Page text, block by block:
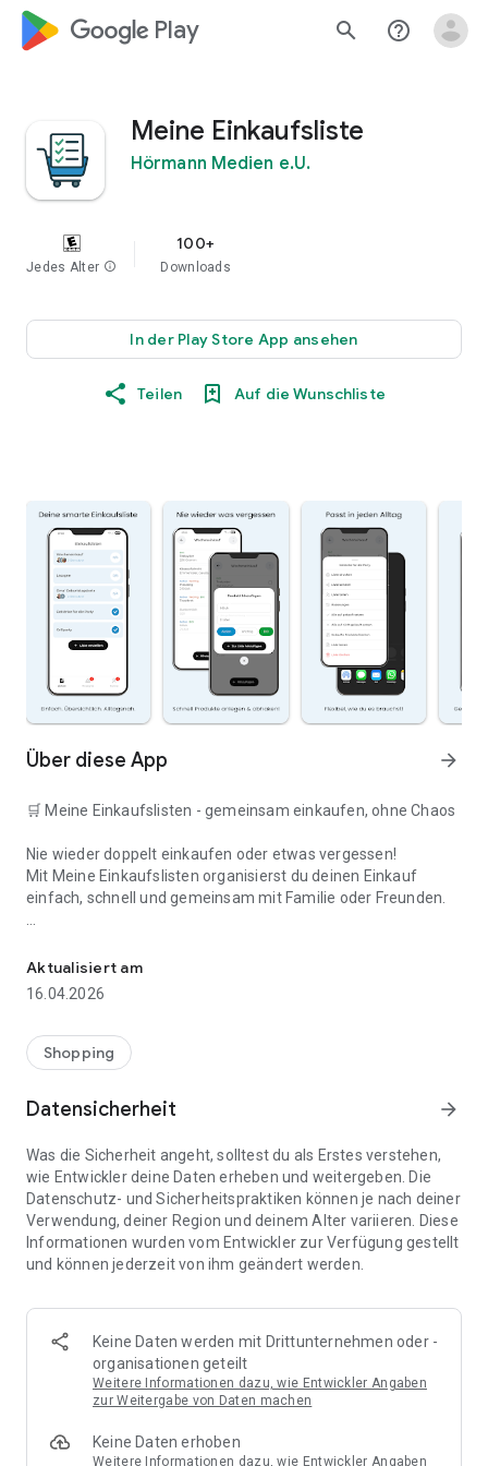
google_logo Play search help_outline
Meine Einkaufsliste
Hörmann Medien e.U.
Jedes Alter info
100+
Downloads
In der Play Store App ansehen
Teilen Auf die Wunschliste
Über diese App arrow_forward
🛒 Meine Einkaufslisten - gemeinsam einkaufen, ohne Chaos
Nie wieder doppelt einkaufen oder etwas vergessen!
Mit Meine Einkaufslisten organisierst du deinen Einkauf
einfach, schnell und gemeinsam mit Familie oder Freunden.
👨‍👩‍👧 Gemeinsame Einkaufslisten in Echtzeit: Alle sehen
⚡ Superschnell & einfach: Liste in Sekunden erstellen und
sofort loslegen.
📱 Immer dabei: Deine Einkaufsliste ist jederzeit auf deinem
🤝 Teilen leicht gemacht: Lade andere ein und erledigt den
Einkauf gemeinsam.
🍳 Zutaten direkt aus Rezepten übernehmen: Importiere
Zutaten von Rezept-Webseiten und verwandle sie
🚀 DEINE VORTEILE IM ALLTAG
* Nie wieder doppelte Einkäufe
* Kein Chaos mehr beim Einkaufen
* Bessere Abstimmung mit Familie & Freunden
* Perfekt für die Essensplanung
Aktualisiert am
16.04.2026
Shopping
Datensicherheit arrow_forward
Was die Sicherheit angeht, solltest du als Erstes verstehen,
wie Entwickler deine Daten erheben und weitergeben. Die
Datenschutz- und Sicherheitspraktiken können je nach deiner
Verwendung, deiner Region und deinem Alter variieren. Diese
Informationen wurden vom Entwickler zur Verfügung gestellt
und können jederzeit von ihm geändert werden.
Keine Daten werden mit Drittunternehmen oder -
organisationen geteilt
Weitere Informationen dazu, wie Entwickler Angaben
zur Weitergabe von Daten machen
Keine Daten erhoben
Weitere Informationen dazu, wie Entwickler Angaben